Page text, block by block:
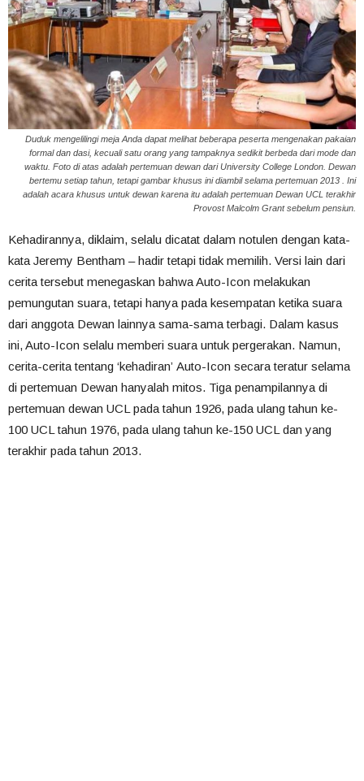
Duduk mengelilingi meja Anda dapat melihat beberapa peserta mengenakan pakaian
formal dan dasi, kecuali satu orang yang tampaknya sedikit berbeda dari mode dan
waktu. Foto di atas adalah pertemuan dewan dari University College London. Dewan
bertemu setiap tahun, tetapi gambar khusus ini diambil selama pertemuan 2013 . Ini
adalah acara khusus untuk dewan karena itu adalah pertemuan Dewan UCL terakhir
Provost Malcolm Grant sebelum pensiun.
Kehadirannya, diklaim, selalu dicatat dalam notulen dengan kata-
kata Jeremy Bentham – hadir tetapi tidak memilih. Versi lain dari
cerita tersebut menegaskan bahwa Auto-Icon melakukan
pemungutan suara, tetapi hanya pada kesempatan ketika suara
dari anggota Dewan lainnya sama-sama terbagi. Dalam kasus
ini, Auto-Icon selalu memberi suara untuk pergerakan. Namun,
cerita-cerita tentang ‘kehadiran’ Auto-Icon secara teratur selama
di pertemuan Dewan hanyalah mitos. Tiga penampilannya di
pertemuan dewan UCL pada tahun 1926, pada ulang tahun ke-
100 UCL tahun 1976, pada ulang tahun ke-150 UCL dan yang
terakhir pada tahun 2013.